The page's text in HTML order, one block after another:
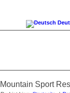
Mountain Sport